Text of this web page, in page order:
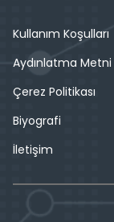
Kullanım Koşulları
Aydınlatma Metni
Çerez Politikası
Biyografi
İletişim